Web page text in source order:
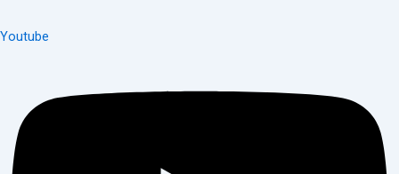
Youtube